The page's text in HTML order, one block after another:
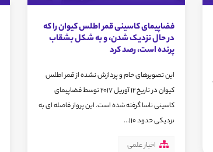
فضاپیمای کاسینی قمر اطلس کیوان را که
در حال نزدیک شدن، و به شکل بشقاب
پرنده است، رصد کرد
این تصویرهای خام و پردازش نشده از قمر اطلس
کیوان در تاریخ 12 آوریل 2017 توسط فضاپیمای
کاسینی ناسا گرفته شده است. این پرواز فاصله ای به
نزدیکی حدود 110...
اخبار علمی